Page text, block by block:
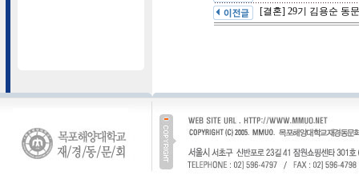
[결혼] 29기 김용순 동